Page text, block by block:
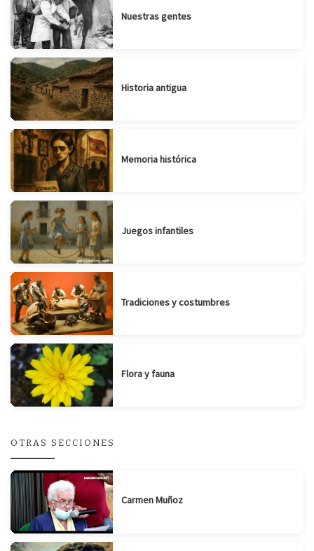
Nuestras gentes
Historia antigua
Memoria histórica
Juegos infantiles
Tradiciones y costumbres
Flora y fauna
OTRAS SECCIONES
Carmen Muñoz